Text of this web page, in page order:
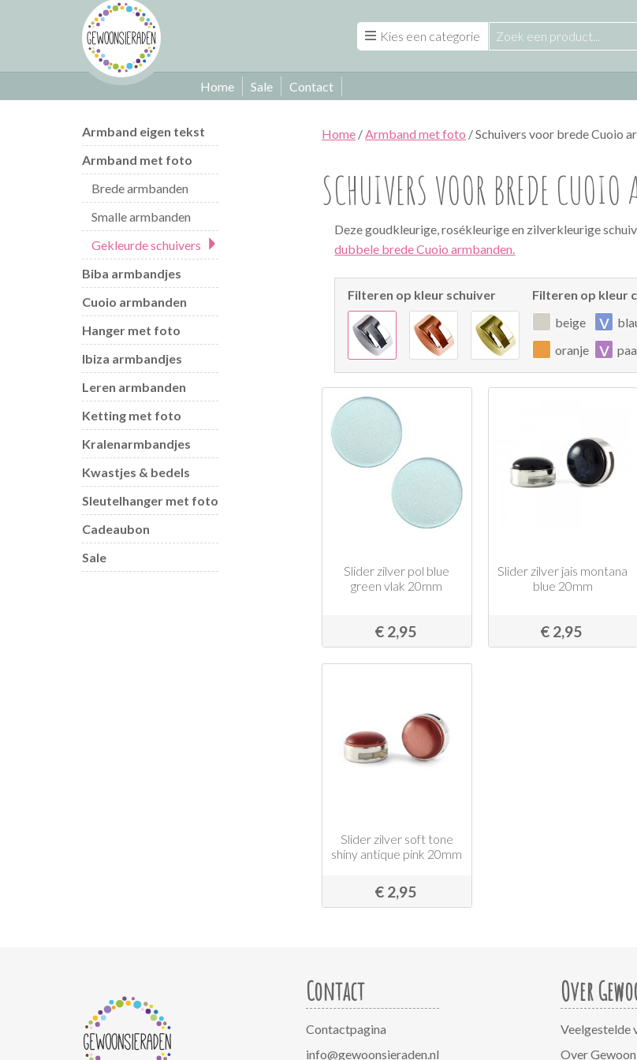
Kies een categorie
Home Sale Contact
Armband eigen tekst
Armband met foto
Brede armbanden
Smalle armbanden
Gekleurde schuivers
Biba armbandjes
Cuoio armbanden
Hanger met foto
Ibiza armbandjes
Leren armbanden
Ketting met foto
Kralenarmbandjes
Kwastjes & bedels
Sleutelhanger met foto
Cadeaubon
Sale
Home /Armband met foto / Schuivers voor brede Cuoio
SCHUIVERS VOOR BREDE CUOIO
Deze goudkleurige, rosékleurige en zilverkleurige
dubbele brede Cuoio armbanden.
Filteren op kleur schuiver
Filteren op kleur
beige
v
oranje
v
Slider zilver pol blue
green vlak 20mm
€ 2,95
Slider zilver jais montana
blue 20mm
€ 2,95
Slider zilver soft tone
shiny antique pink 20mm
€ 2,95
Contact
Contactpagina
info@gewoonsieraden.nl
Over
Veelgestelde
Over